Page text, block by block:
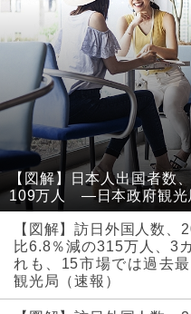
【図解】日本人出国者数
109万人 ―日本政府観光
【図解】訪日外国人数、
比6.8％減の315万人、3
れも、15市場では過去
観光局（速報）